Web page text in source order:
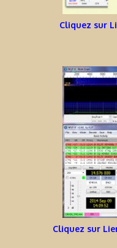
Cliquez sur
Cliquez sur